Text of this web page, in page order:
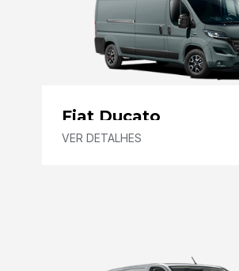
Fiat Ducato
VER DETALHES